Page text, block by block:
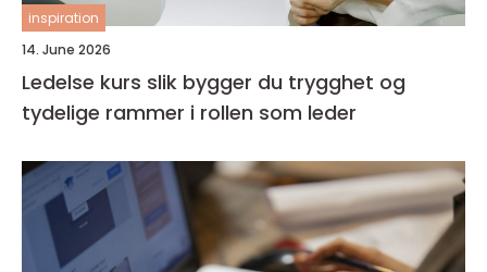
inspiration
14. June 2026
Ledelse kurs slik bygger du trygghet og
tydelige rammer i rollen som leder